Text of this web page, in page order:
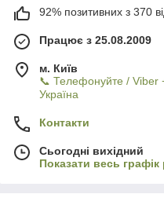
92% позитивних з 370
Працює з 25.08.2009
м. Київ
📞 Телефонуйте / Viber
Україна
Контакти
Сьогодні вихідний
Показати весь графік